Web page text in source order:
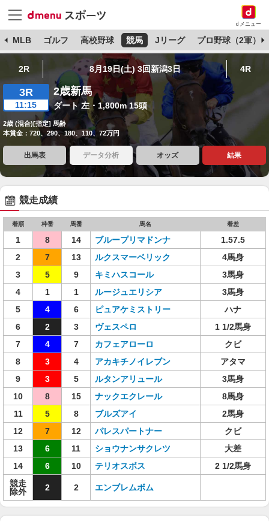
dメニュー
MLB ゴルフ 高校野球 競馬 Jリーグ プロ野球（2軍）
2R 8月19日(土) 3回新潟3日 4R
3R
11:15
2歳新馬
ダート 左・1,800m 15頭
2歳 (混合)[指定] 馬齢
本賞金：720、290、180、110、72万円
出馬表 データ分析 オッズ 結果
競走成績
着順 枠番 馬番 馬名 着差
1 8 14 ブループリマドンナ
1.57.5
2
7 13 ルクスマーベリック
4馬身
3
5 9 キミハスコール
3馬身
4
1 1 ルージュエリシア
3馬身
5
4 6 ピュアケミストリー
ハナ
6
2 3 ヴェスペロ
1 1/2馬身
7
4 7 カフェアローロ
クビ
8
3 4 アカキチノイレブン
アタマ
9
3 5 ルタンアリュール
3馬身
10
8 15 ナックエクレール
8馬身
11
5 8 ブルズアイ
2馬身
12
7 12 パレスパートナー
クビ
13
6 11 ショウナンサクレツ
大差
14
6 10 テリオスボス
2 1/2馬身
競走
除外
2 2 エンブレムボム